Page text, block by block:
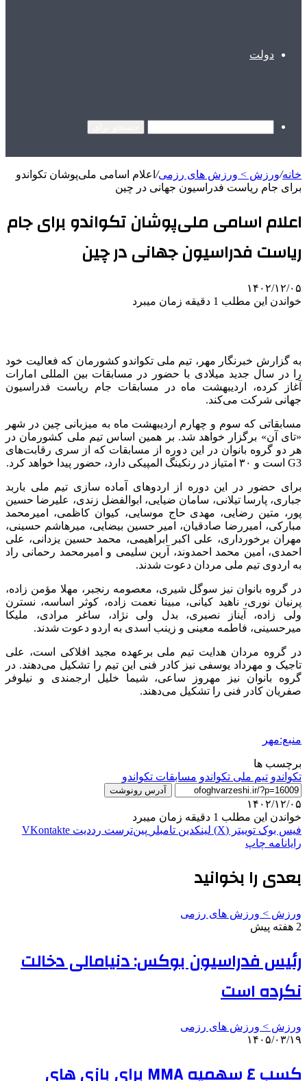
دولت
خانه/ورزش > ورزش های رزمی/ اعلام اسامی ملی‌پوشان تکواندو
برای جام ریاست فدراسیون جهانی در چین
اعلام اسامی ملی‌پوشان تکواندو برای جام
ریاست فدراسیون جهانی در چین
۱۴۰۲/۱۲/۰۵
خواندن این مطلب 1 دقیقه زمان میبرد
به گزارش خبرنگار مهر، تیم ملی تکواندو کشورمان که فعالیت خود
را در سال جدید میلادی با حضور در مسابقات بین المللی امارات
آغاز کرده، اردیبهشت ماه در مسابقات جام ریاست فدراسیون
جهانی شرکت می‌کند.
مسابقاتی که سوم و چهارم اردیبهشت ماه به میزبانی چین در شهر
«تای آن» برگزار خواهد شد. بر همین اساس تیم ملی کشورمان در
هر دو گروه بانوان در این دوره از مسابقات که از سری رقابت‌های
G3 است و ۳۰ امتیاز در رنکینگ المپیکی دارد، حضور پیدا خواهد کرد.
برای حضور در این دوره از اردوهای آماده سازی تیم ملی باربد
جباری، پارسا تیلانی، سامان ضیایی، ابوالفضل زندی، علیرضا حسین
پور، متین رضایی، مهدی حاج موسایی، کیوان کاظمی، امیرمحمد
مبارکی، امیررضا صادقیان، امیر حسین بیضایی، میرهاشم حسینی،
مهران برخورداری، علی اکبر ابراهیمی، محمد حسین یزدانی، علی
احمدی، امین محمد احمدوند، آرین سلیمی و امیرمحمد رحمانی راد
به اردوی تیم ملی مردان دعوت شدند.
در گروه بانوان نیز سوگل شیری، معصومه رنجبر، مهلا مؤمن زاده،
پرنیان نوری، ناهید کیانی، مبینا نعمت زاده، کوثر اساسه، نسترن
ولی زاده، آیناز نصیری، بدل ولی نژاد، ساغر مرادی، ملیکا
میرحسینی، فاطمه معینی و زینب اسدی به اردو دعوت شدند.
در گروه مردان هدایت تیم ملی برعهده مجید افلاکی است، علی
تاجیک و مهرداد یوسفی نیز کادر فنی این تیم را تشکیل می‌دهند. در
گروه بانوان نیز مهروز ساعی، شیما خلیل ارجمندی و نیلوفر
صفریان کادر فنی را تشکیل می‌دهند.
منبع:مهر
برچسب ها
تکواندو تیم ملی تکواندو مسابقات تکواندو
آدرس رونوشت
۱۴۰۲/۱۲/۰۵
خواندن این مطلب 1 دقیقه زمان میبرد
فیس بوک توییتر (X) لینکدین ‫تامبلر ‫پین‌ترست ‫رددیت ‫VKontakte
رایانامه چاپ
بعدی را بخوانید
ورزش > ورزش های رزمی
2 هفته پیش
رئیس فدراسیون بوکس: دنیامالی دخالت
نکرده است
ورزش > ورزش های رزمی
۱۴۰۵/۰۳/۱۹